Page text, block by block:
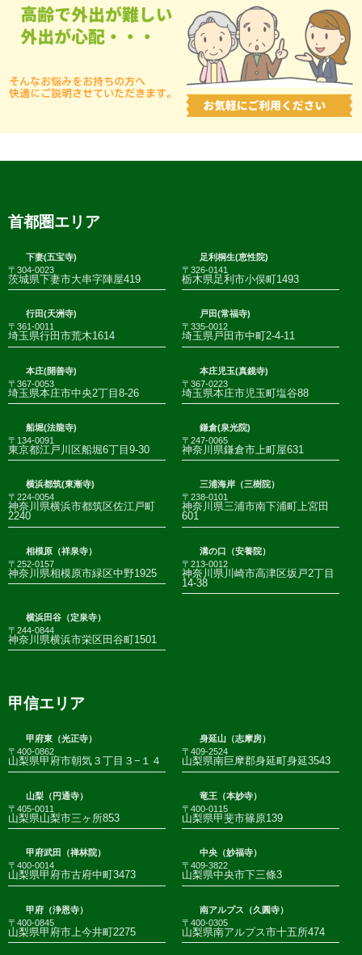
首都圏エリア
下妻(五宝寺)
〒304-0023
茨城県下妻市大串字陣屋419
足利桐生(恵性院)
〒326-0141
栃木県足利市小俣町1493
行田(天洲寺)
〒361-0011
埼玉県行田市荒木1614
戸田(常福寺)
〒335-0012
埼玉県戸田市中町2-4-11
本庄(開善寺)
〒367-0053
埼玉県本庄市中央2丁目8-26
本庄児玉(真鏡寺)
〒367-0223
埼玉県本庄市児玉町塩谷88
船堀(法龍寺)
〒134-0091
東京都江戸川区船堀6丁目9-30
鎌倉(泉光院)
〒247-0065
神奈川県鎌倉市上町屋631
横浜都筑(東漸寺)
〒224-0054
神奈川県横浜市都筑区佐江戸町
2240
三浦海岸（三樹院）
〒238-0101
神奈川県三浦市南下浦町上宮田
601
相模原（祥泉寺）
〒252-0157
神奈川県相模原市緑区中野1925
溝の口（安養院）
〒213-0012
神奈川県川崎市高津区坂戸2丁目
14-38
横浜田谷（定泉寺）
〒244-0844
神奈川県横浜市栄区田谷町1501
甲信エリア
甲府東（光正寺）
〒400-0862
山梨県甲府市朝気３丁目３−１４
身延山（志摩房）
〒409-2524
山梨県南巨摩郡身延町身延3543
山梨（円通寺）
〒405-0011
山梨県山梨市三ヶ所853
竜王（本妙寺）
〒400-0115
山梨県甲斐市篠原139
甲府武田（禅林院）
〒400-0014
山梨県甲府市古府中町3473
中央（妙福寺）
〒409-3822
山梨県中央市下三條3
甲府（浄恩寺）
〒400-0845
山梨県甲府市上今井町2275
南アルプス（久圓寺）
〒400-0305
山梨県南アルプス市十五所474